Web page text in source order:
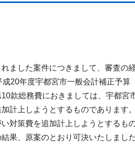
ました案件につきまして、審査の
20年度宇都宮市一般会計補正予算
款総務費におきましては、宇都
計上しようとするものであります
対策費を追加計上しようとするも
果、原案のとおり可決いたしました